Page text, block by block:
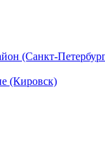
(Санкт-
(Кировск)